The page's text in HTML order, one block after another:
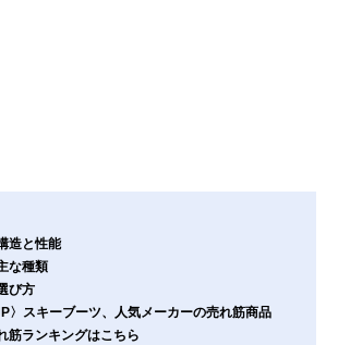
造と性能
な種類
び方
〉スキーブーツ、人気メーカーの売れ筋商品
筋ランキングはこちら